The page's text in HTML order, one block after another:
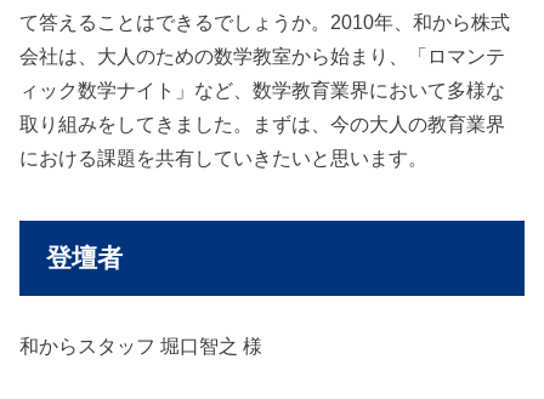
て答えることはできるでしょうか。2010年、和から株式
会社は、大人のための数学教室から始まり、「ロマンテ
ィック数学ナイト」など、数学教育業界において多様な
取り組みをしてきました。まずは、今の大人の教育業界
における課題を共有していきたいと思います。
登壇者
和からスタッフ 堀口智之 様